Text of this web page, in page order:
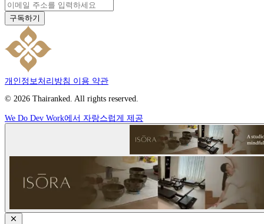
구독하기
개인정보처리방침 이용 약관
© 2026 Thairanked. All rights reserved.
We Do Dev Work에서 자랑스럽게 제공